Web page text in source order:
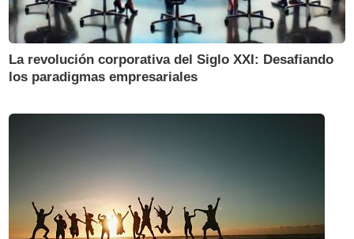
La revolución corporativa del Siglo XXI: Desafiando
los paradigmas empresariales